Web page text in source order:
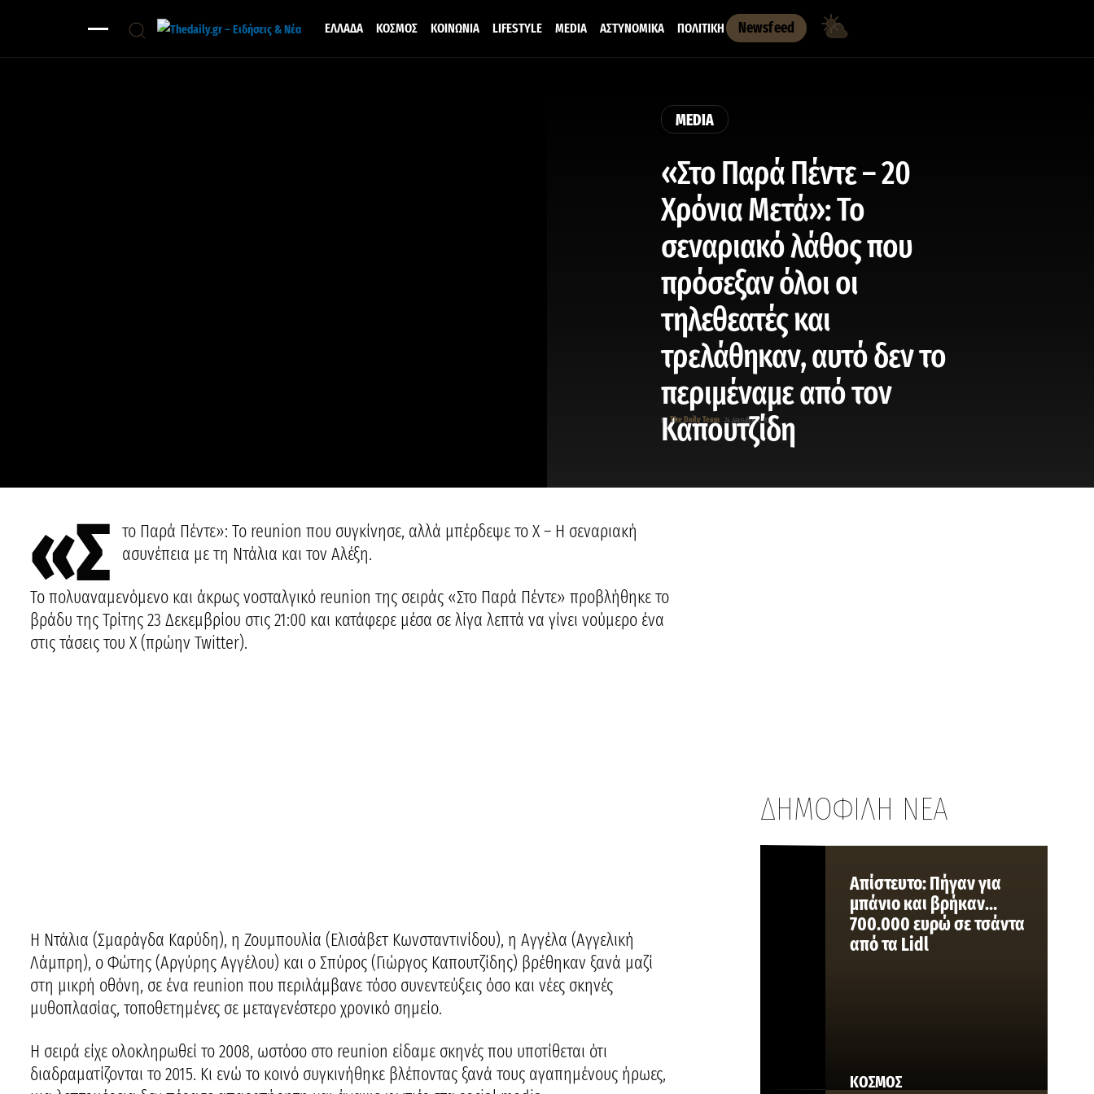
ΕΛΛΑΔΑ ΚΟΣΜΟΣ ΚΟΙΝΩΝΙΑ LIFESTYLE MEDIA ΑΣΤΥΝΟΜΙΚΑ ΠΟΛΙΤΙΚΗ Newsfeed
MEDIA
«Στο Παρά Πέντε – 20
Χρόνια Μετά»: Το
σεναριακό λάθος που
πρόσεξαν όλοι οι
τηλεθεατές και
τρελάθηκαν, αυτό δεν το
περιμέναμε από τον
Καπουτζίδη
By The Daily Team 24 Δεκεμβρίου, 2025
«Σ το Παρά Πέντε»: Το reunion που συγκίνησε, αλλά μπέρδεψε το X – Η σεναριακή
ασυνέπεια με τη Ντάλια και τον Αλέξη.
Το πολυαναμενόμενο και άκρως νοσταλγικό reunion της σειράς «Στο Παρά Πέντε» προβλήθηκε το
βράδυ της Τρίτης 23 Δεκεμβρίου στις 21:00 και κατάφερε μέσα σε λίγα λεπτά να γίνει νούμερο ένα
στις τάσεις του X (πρώην Twitter).
Η Ντάλια (Σμαράγδα Καρύδη), η Ζουμπουλία (Ελισάβετ Κωνσταντινίδου), η Αγγέλα (Αγγελική
Λάμπρη), ο Φώτης (Αργύρης Αγγέλου) και ο Σπύρος (Γιώργος Καπουτζίδης) βρέθηκαν ξανά μαζί
στη μικρή οθόνη, σε ένα reunion που περιλάμβανε τόσο συνεντεύξεις όσο και νέες σκηνές
μυθοπλασίας, τοποθετημένες σε μεταγενέστερο χρονικό σημείο.
Η σειρά είχε ολοκληρωθεί το 2008, ωστόσο στο reunion είδαμε σκηνές που υποτίθεται ότι
διαδραματίζονται το 2015. Κι ενώ το κοινό συγκινήθηκε βλέποντας ξανά τους αγαπημένους ήρωες,
ΔΗΜΟΦΙΛΗ ΝΕΑ
ΚΟΣΜΟΣ
Aπίστευτο: Πήγαν για
μπάνιο και βρήκαν…
700.000 ευρώ σε τσάντα
από τα Lidl